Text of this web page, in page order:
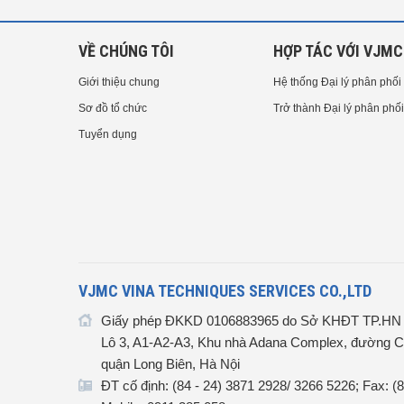
VỀ CHÚNG TÔI
Giới thiệu chung
Sơ đồ tổ chức
Tuyển dụng
HỢP TÁC VỚI VJMC
Hệ thống Đại lý phân phối
Trở thành Đại lý phân phối
VJMC VINA TECHNIQUES SERVICES CO.,LTD
Giấy phép ĐKKD 0106883965 do Sở KHĐT TP.HN
Lô 3, A1-A2-A3, Khu nhà Adana Complex, đường
quận Long Biên, Hà Nội
ĐT cố định: (84 - 24) 3871 2928/ 3266 5226; Fax: